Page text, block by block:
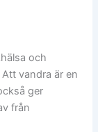
och
vandra är en
ger
från